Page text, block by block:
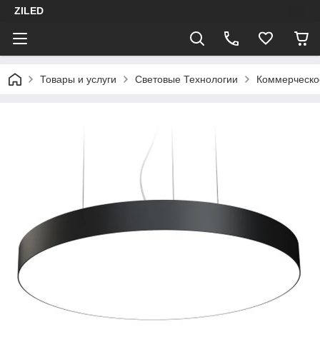
ZILED
Товары и услуги Световые Технологии